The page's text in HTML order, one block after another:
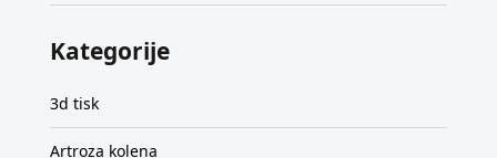
Kategorije
3d tisk
Artroza kolena